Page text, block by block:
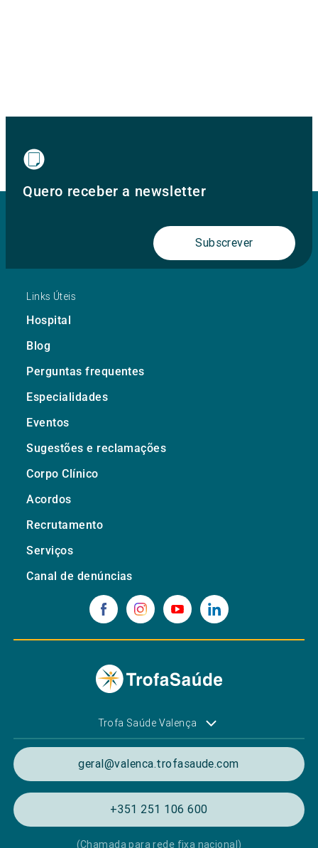
Quero receber a newsletter
Subscrever
Links Úteis
Hospital
Blog
Perguntas frequentes
Especialidades
Eventos
Sugestões e reclamações
Corpo Clínico
Acordos
Recrutamento
Serviços
Canal de denúncias
Trofa Saúde Valença
geral@valenca.trofasaude.com
+351 251 106 600
(Chamada para rede fixa nacional)